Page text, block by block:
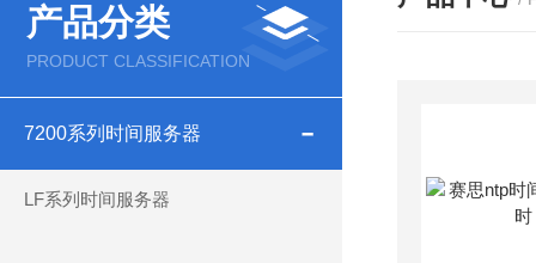
产品分类
PRODUCT CLASSIFICATION
7200系列时间服务器
LF系列时间服务器